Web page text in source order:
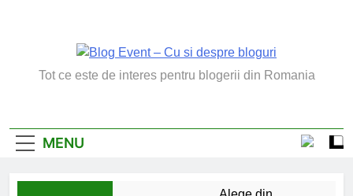
Blog Event – Cu Si
Tot ce este de interes pentru blogerii din Romania
MENU